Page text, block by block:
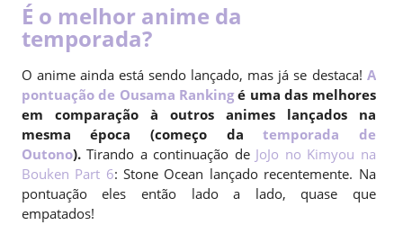
É o melhor anime da
temporada?
O anime ainda está sendo lançado, mas já se destaca! A
pontuação de Ousama Rankingé uma das melhores
em comparação à outros animes lançados na
mesma época (começo datemporada de
Outono).Tirando a continuação de JoJo no Kimyou na
Bouken Part 6: Stone Ocean lançado recentemente. Na
pontuação eles então lado a lado, quase que
empatados!